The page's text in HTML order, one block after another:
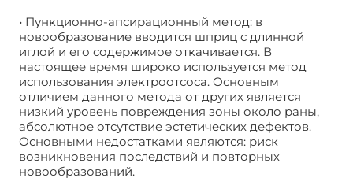
• Пункционно-апсирационный метод: в
новообразование вводится шприц с длинной
иглой и его содержимое откачивается. В
настоящее время широко используется метод
использования электроотсоса. Основным
отличием данного метода от других является
низкий уровень повреждения зоны около раны,
абсолютное отсутствие эстетических дефектов.
Основными недостатками являются: риск
возникновения последствий и повторных
новообразований.